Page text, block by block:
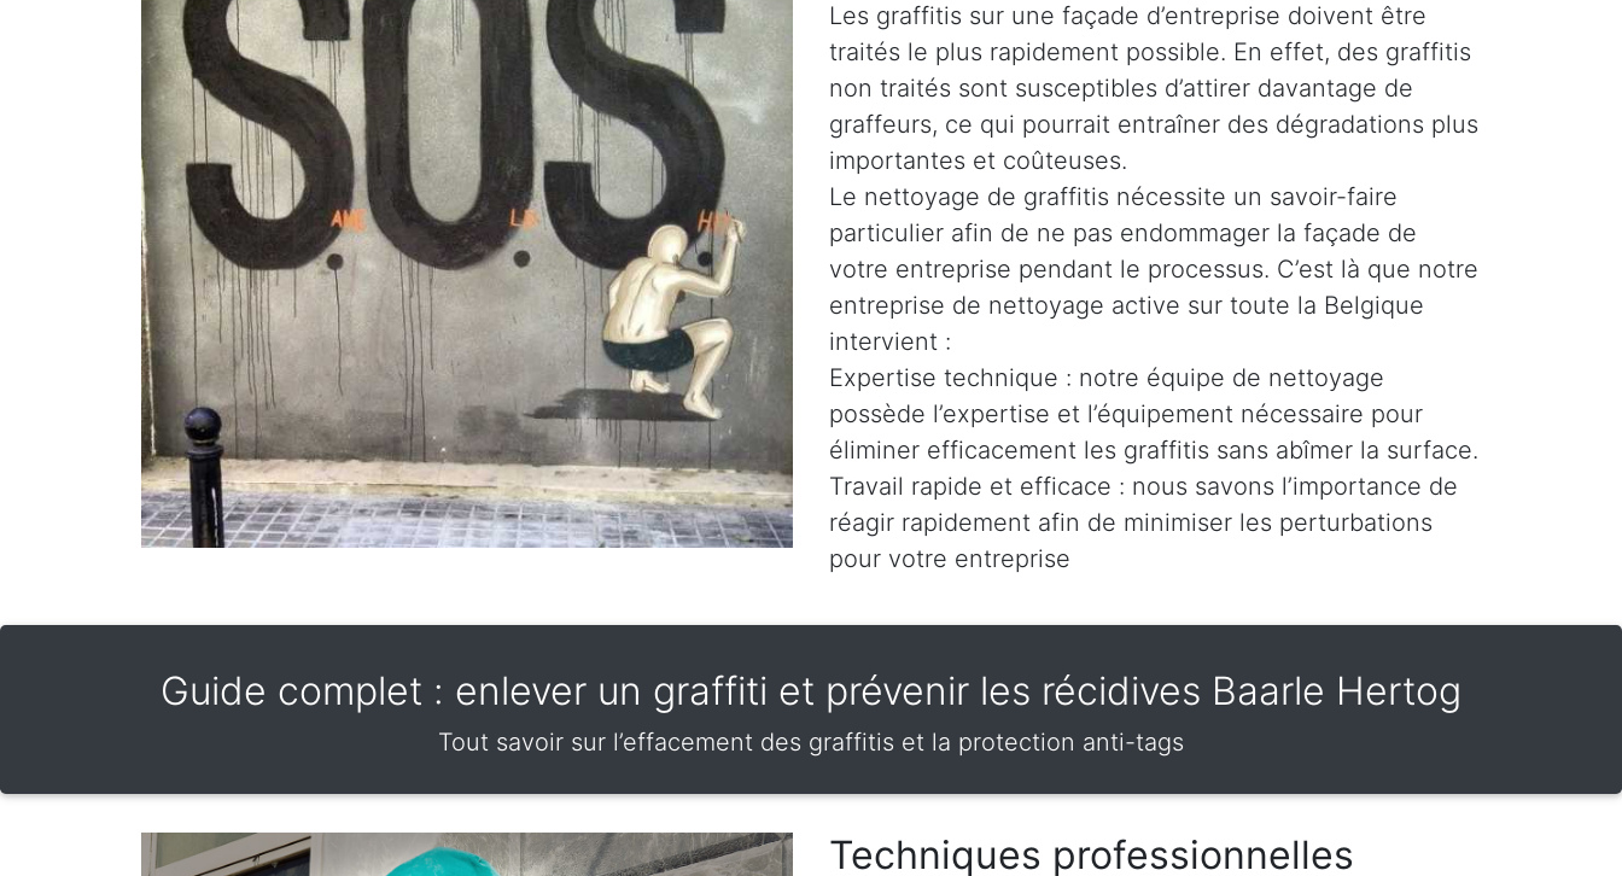
Les graffitis sur une façade d’entreprise doivent être
traités le plus rapidement possible. En effet, des graffitis
non traités sont susceptibles d’attirer davantage de
graffeurs, ce qui pourrait entraîner des dégradations plus
importantes et coûteuses.
Le nettoyage de graffitis nécessite un savoir-faire
particulier afin de ne pas endommager la façade de
votre entreprise pendant le processus. C’est là que notre
entreprise de nettoyage active sur toute la Belgique
intervient :
Expertise technique : notre équipe de nettoyage
possède l’expertise et l’équipement nécessaire pour
éliminer efficacement les graffitis sans abîmer la surface.
Travail rapide et efficace : nous savons l’importance de
réagir rapidement afin de minimiser les perturbations
pour votre entreprise
Guide complet : enlever un graffiti et prévenir les récidives Baarle Hertog
Tout savoir sur l’effacement des graffitis et la protection anti-tags
Techniques professionnelles